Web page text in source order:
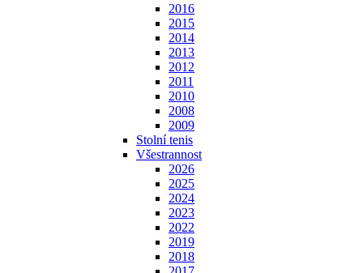
2016
2015
2014
2013
2012
2011
2010
2008
2009
Stolní tenis
Všestrannost
2026
2025
2024
2023
2022
2019
2018